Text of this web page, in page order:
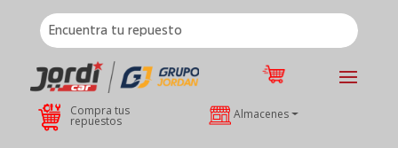
Compra tus
repuestos Almacenes